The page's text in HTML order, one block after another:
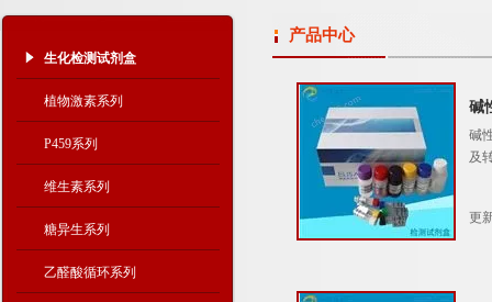
生化检测试剂盒
植物激素系列
P459系列
维生素系列
糖异生系列
乙醛酸循环系列
产品中心
碱
碱
及
更